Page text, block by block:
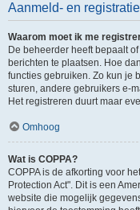
Aanmeld- en
Waarom moet ik me
De beheerder heeft bepaalt
berichten te plaatsen. Hoe
functies gebruiken. Zo kun je
sturen, andere gebruikers e-
Het registreren duurt maar
Omhoog
Wat is COPPA?
COPPA is de afkorting voor
Protection Act". Dit is een
website die mogelijk